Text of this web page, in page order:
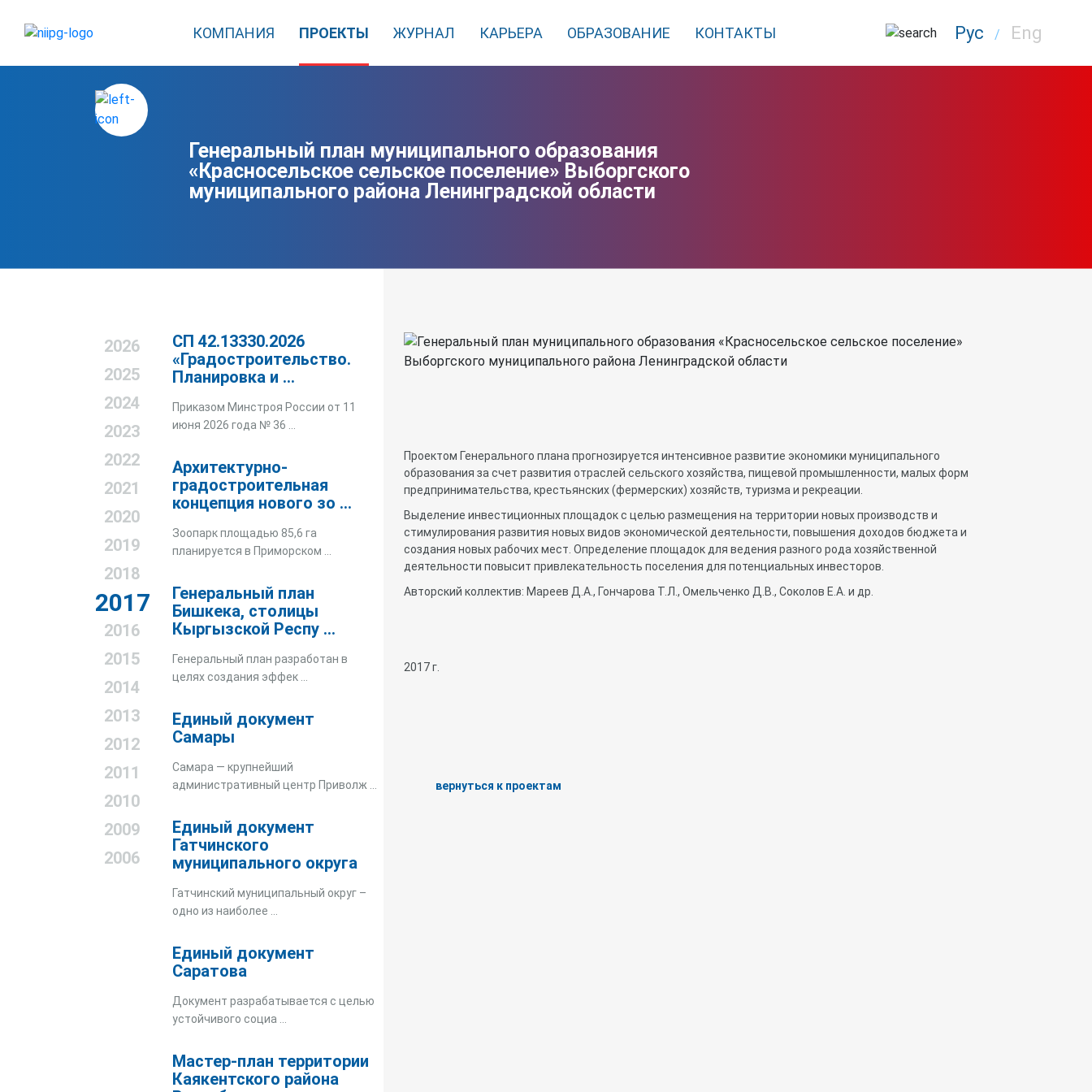
КОМПАНИЯ ПРОЕКТЫ ЖУРНАЛ КАРЬЕРА ОБРАЗОВАНИЕ КОНТАКТЫ Рус / Eng
Генеральный план муниципального образования
«Красносельское сельское поселение» Выборгского
муниципального района Ленинградской области
2026
2025
2024
2023
2022
2021
2020
2019
2018
2017
2016
2015
2014
2013
2012
2011
2010
2009
2006
СП 42.13330.2026
«Градостроительство.
Планировка и ...
Приказом Минстроя России от 11
июня 2026 года № 36 ...
Архитектурно-
градостроительная
концепция нового зо ...
Зоопарк площадью 85,6 га
планируется в Приморском ...
Генеральный план
Бишкека, столицы
Кыргызской Респу ...
Генеральный план разработан в
целях создания эффек ...
Единый документ
Самары
Самара — крупнейший
административный центр Приволж ...
Единый документ
Гатчинского
муниципального округа
Гатчинский муниципальный округ –
одно из наиболее ...
Единый документ
Саратова
Документ разрабатывается с целью
устойчивого социа ...
Мастер-план территории
Каякентского района
Проектом Генерального плана прогнозируется интенсивное развитие экономики муниципального
образования за счет развития отраслей сельского хозяйства, пищевой промышленности, малых форм
предпринимательства, крестьянских (фермерских) хозяйств, туризма и рекреации.
Выделение инвестиционных площадок с целью размещения на территории новых производств и
стимулирования развития новых видов экономической деятельности, повышения доходов бюджета и
создания новых рабочих мест. Определение площадок для ведения разного рода хозяйственной
деятельности повысит привлекательность поселения для потенциальных инвесторов.
Авторский коллектив: Мареев Д.А., Гончарова Т.Л., Омельченко Д.В., Соколов Е.А. и др.
2017 г.
вернуться к проектам